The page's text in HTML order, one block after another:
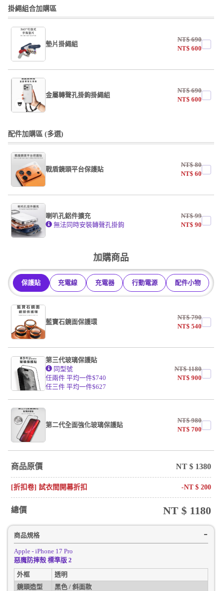
掛繩組合加購區
墊片掛繩組
NT$690
NT$600
undefined / undefined
掛繩
金屬轉聲孔掛鉤掛繩組
NT$690
NT$600
掛繩
undefined / undefined
配件加購區 (多選)
戰盾鏡頭平台保護貼
NT$80
NT$60
系列
喇叭孔鋁件擴充
無法同時安裝轉聲孔掛鉤
NT$99
NT$90
加購商品
保護貼 充電線 充電器 行動電源 配件小物
藍寶石鏡面保護環
NT$790
NT$540
第三代玻璃保護貼
同型號
任兩件 平均一件$740
任三件 平均一件$627
NT$1180
NT$900
第二代全面強化玻璃保護貼
NT$980
NT$700
商品原價 NT $ 1380
[折扣卷] 試衣間開幕折扣 -NT $200
總價 NT $ 1180
商品規格
Apple - iPhone 17 Pro
惡魔防摔殼 標準版 2
外框
透明
鏡頭造型
黑色 / 斜面款